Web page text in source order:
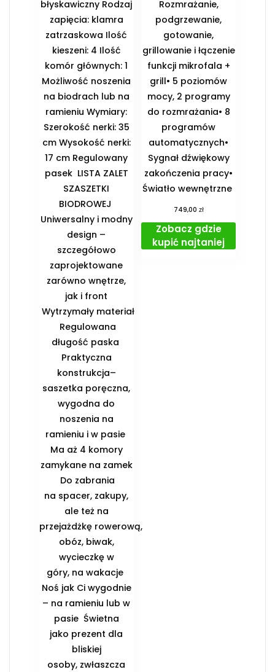
błyskawiczny Rodzaj
zapięcia: klamra
zatrzaskowa Ilość
kieszeni: 4 Ilość
komór głównych: 1
Możliwość noszenia
na biodrach lub na
ramieniu Wymiary:
Szerokość nerki: 35
cm Wysokość nerki:
17 cm Regulowany
pasek ️ LISTA ZALET
SZASZETKI
BIODROWEJ ️
Uniwersalny i modny
design –
szczegółowo
zaprojektowane
zarówno wnętrze,
jak i front
️ Wytrzymały materiał
️ Regulowana
długość paska ️
Praktyczna
konstrukcja–
saszetka poręczna,
wygodna do
noszenia na
ramieniu i w pasie ️
Ma aż 4 komory
zamykane na zamek
️ Do zabrania
na spacer, zakupy,
ale też na
przejażdżkę rowerową,
obóz, biwak,
wycieczkę w
góry, na wakacje ️
Noś jak Ci wygodnie
– na ramieniu lub w
pasie ️ Świetna
jako prezent dla
bliskiej
osoby, zwłaszcza
Rozmrażanie,
podgrzewanie,
gotowanie,
grillowanie i łączenie
funkcji mikrofala +
grill• 5 poziomów
mocy, 2 programy
do rozmrażania• 8
programów
automatycznych•
Sygnał dźwiękowy
zakończenia pracy•
Światło wewnętrzne
749,00 zł
Zobacz gdzie
kupić najtaniej